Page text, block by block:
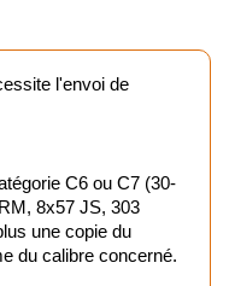
l'envoi de
C6 ou C7 (30-
8x57 JS, 303
une copie du
du calibre concerné.